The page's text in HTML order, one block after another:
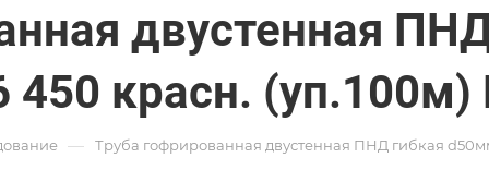
двустенная
450 красн.
— Труба гофрированная двустенная ПНД гибкая